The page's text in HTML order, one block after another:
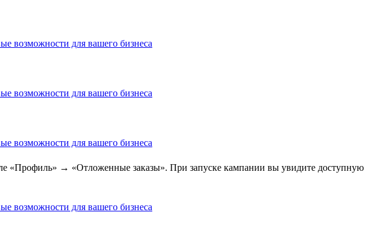
«Профиль» → «Отложенные заказы». При запуске кампании вы увидите доступную